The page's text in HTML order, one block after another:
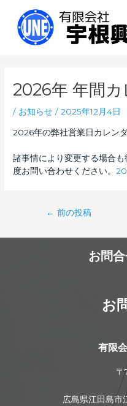
2026年 年間
/ お知らせ /2025年12月4日
2026年の弊社営業日カレンダ
諸事情により変更する場合
度お問い合わせください。
← 前の投稿
お問
お
有限
〒
広島県江田島市